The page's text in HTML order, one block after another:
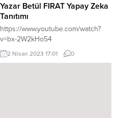
Yazar Betül FIRAT Yapay Zeka
Tanıtımı
https://www.youtube.com/watch?
v=bx-2W2kHo54
2 Nisan 2023 17:01 0